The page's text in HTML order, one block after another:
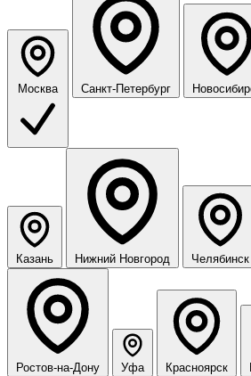
Москва Санкт-Петербург
Казань Нижний Новгород Челябинск
Ростов-на-Дону Уфа Красноярск